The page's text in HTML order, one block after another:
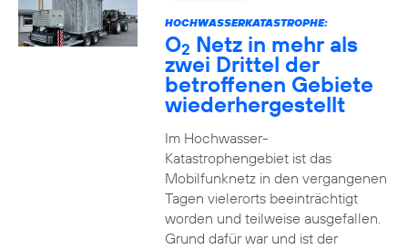
HOCHWASSERKATASTROPHE:
O2 Netz in mehr als
zwei Drittel der
betroffenen Gebiete
wiederhergestellt
Im Hochwasser-
Katastrophengebiet ist das
Mobilfunknetz in den vergangenen
Tagen vielerorts beeinträchtigt
worden und teilweise ausgefallen.
Grund dafür war und ist der